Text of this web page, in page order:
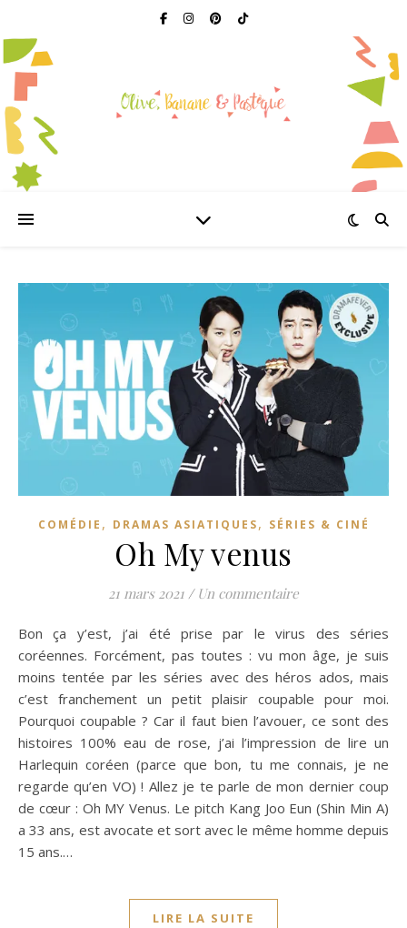
COMÉDIE , DRAMAS ASIATIQUES, SÉRIES & CINÉ
Oh My venus
21 mars 2021 / Un commentaire
Bon ça y’est, j’ai été prise par le virus des séries
coréennes. Forcément, pas toutes : vu mon âge, je suis
moins tentée par les séries avec des héros ados, mais
c’est franchement un petit plaisir coupable pour moi.
Pourquoi coupable ? Car il faut bien l’avouer, ce sont des
histoires 100% eau de rose, j’ai l’impression de lire un
Harlequin coréen (parce que bon, tu me connais, je ne
regarde qu’en VO) ! Allez je te parle de mon dernier coup
de cœur : Oh MY Venus. Le pitch Kang Joo Eun (Shin Min A)
a 33 ans, est avocate et sort avec le même homme depuis
15 ans.…
LIRE LA SUITE